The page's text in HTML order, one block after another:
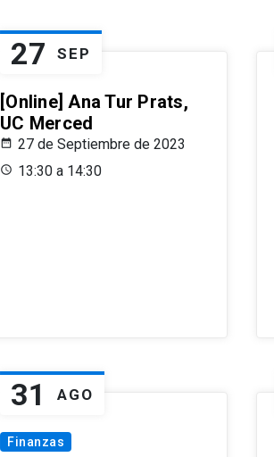
27 SEP
[Online] Ana Tur Prats,
UC Merced
27 de Septiembre de 2023
13:30 a 14:30
31 AGO
Finanzas